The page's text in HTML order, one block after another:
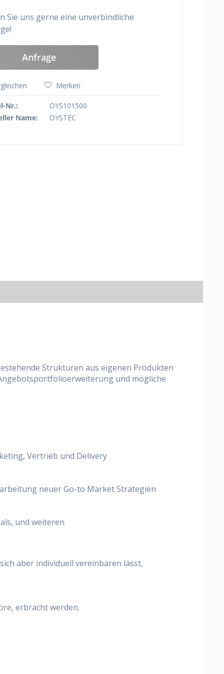
Sie uns gerne eine unverbindliche
Anfrage
Merken
Nr.:
OYS101500
Name:
OYSTEC
Strukturen aus eigenen Produkten
und mögliche
Vertrieb und Delivery
neuer Go-to Market Strategien
und weiteren
aber individuell vereinbaren lässt,
erbracht werden.